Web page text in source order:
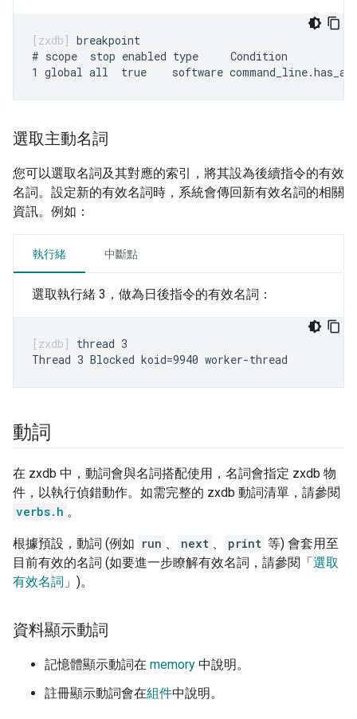
breakpoint
# scope  stop enabled type     Condition
選取主動名詞
您可以選取名詞及其對應的索引，將其設為後續指令的有效
名詞。設定新的有效名詞時，系統會傳回新有效名詞的相關
資訊。例如：
執行緒 中斷點
選取執行緒 3，做為日後指令的有效名詞：
thread 3
動詞
在 zxdb 中，動詞會與名詞搭配使用，名詞會指定 zxdb 物
件，以執行偵錯動作。如需完整的 zxdb 動詞清單，請參閱
verbs.h 。
根據預設，動詞 (例如 run 、 next 、 print 等) 會套用至
目前有效的名詞 (如要進一步瞭解有效名詞，請參閱「選取
有效名詞 」)。
資料顯示動詞
記憶體顯示動詞在 memory 中說明。
註冊顯示動詞會在組件中說明。